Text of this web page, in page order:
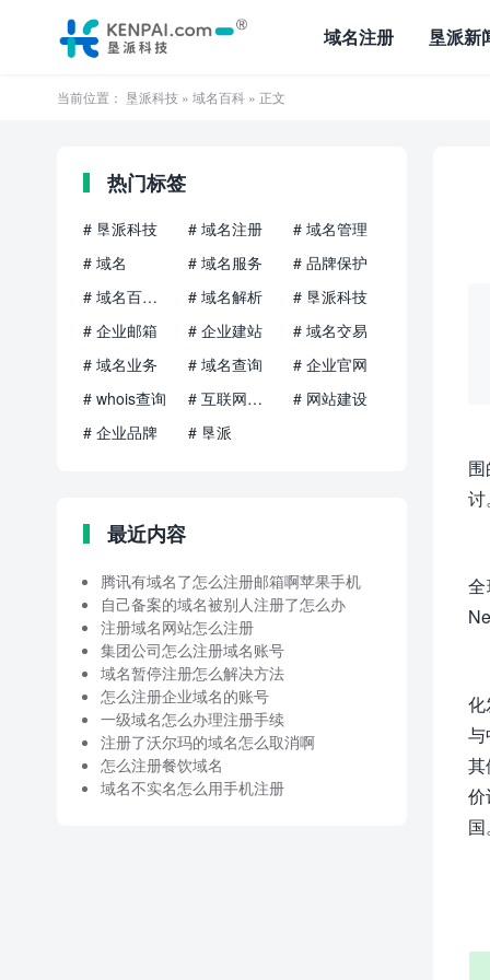
域名注册 垦派新
当前位置： 垦派科技 » 域名百科 » 正文
讨
热门标签
# 垦派科技 # 域名注册
# 域名管理
# 域名
# 域名服务
# 品牌保护
# 域名百科知识
# 域名解析
# 垦派科技
# 企业邮箱
# 企业建站
# 域名交易
# 域名业务
# 域名查询
# 企业官网
# whois查询
# 互联网品牌
# 网站建设
# 企业品牌
# 垦派
最近内容
腾讯有域名了怎么注册邮箱啊苹果手机
自己备案的域名被别人注册了怎么办
注册域名网站怎么注册
集团公司怎么注册域名账号
域名暂停注册怎么解决方法
怎么注册企业域名的账号
一级域名怎么办理注册手续
注册了沃尔玛的域名怎么取消啊
怎么注册餐饮域名
域名不实名怎么用手机注册